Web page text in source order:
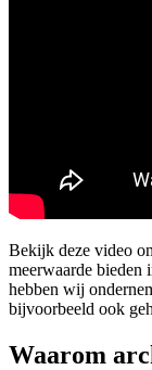
Bekijk deze video
meerwaarde bieden
hebben wij
bijvoorbeeld ook
Waarom